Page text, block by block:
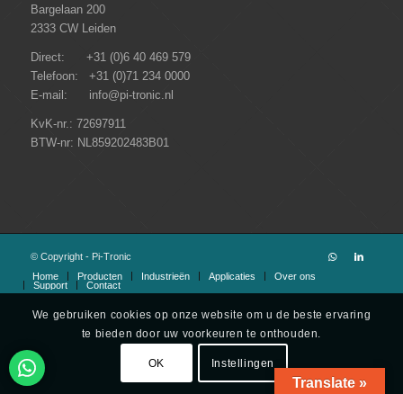
Bargelaan 200
2333 CW Leiden
Direct: +31 (0)6 40 469 579
Telefoon: +31 (0)71 234 0000
E-mail: info@pi-tronic.nl
KvK-nr.: 72697911
BTW-nr: NL859202483B01
© Copyright - Pi-Tronic
Home
Producten Industrieën Applicaties
Over ons
Support
Contact
We gebruiken cookies op onze website om u de beste ervaring
te bieden door uw voorkeuren te onthouden.
OK Instellingen
Translate »